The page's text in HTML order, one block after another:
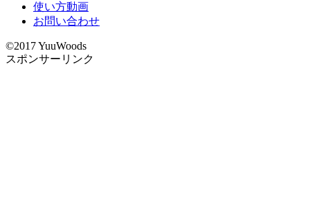
使い方動画
お問い合わせ
©2017 YuuWoods
スポンサーリンク